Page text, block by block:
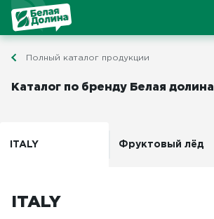
Полный каталог продукции
Каталог по бренду Белая долина
ITALY Фруктовый лёд
ITALY